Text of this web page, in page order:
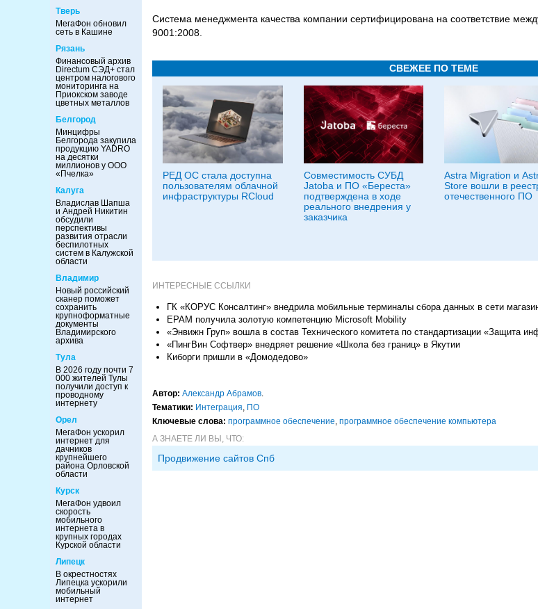
Тверь
МегаФон обновил
сеть в Кашине
Рязань
Финансовый архив
Directum СЭД+ стал
центром налогового
мониторинга на
Приокском заводе
цветных металлов
Белгород
Минцифры
Белгорода закупила
продукцию YADRO
на десятки
миллионов у ООО
«Пчелка»
Калуга
Владислав Шапша
и Андрей Никитин
обсудили
перспективы
развития отрасли
беспилотных
систем в Калужской
области
Владимир
Новый российский
сканер поможет
сохранить
крупноформатные
документы
Владимирского
архива
Тула
В 2026 году почти 7
000 жителей Тулы
получили доступ к
проводному
интернету
Орел
МегаФон ускорил
интернет для
дачников
крупнейшего
района Орловской
области
Курск
МегаФон удвоил
скорость
мобильного
интернета в
крупных городах
Курской области
Липецк
В окрестностях
Липецка ускорили
мобильный
интернет
Cистема менеджмента качества компании сертифицирована на соответствие
9001:2008.
СВЕЖЕЕ ПО ТЕМЕ
РЕД ОС стала доступна
пользователям облачной
инфраструктуры RCloud
Совместимость СУБД
Jatoba и ПО «Береста»
подтверждена в ходе
реального внедрения у
заказчика
Astra Migration и
Store вошли в
отечественного ПО
ИНТЕРЕСНЫЕ ССЫЛКИ
ГК «КОРУС Консалтинг» внедрила мобильные терминалы сбора данных в сети
EPAM получила золотую компетенцию Microsoft Mobility
«Энвижн Груп» вошла в состав Технического комитета по стандартизации «Защита
«ПингВин Софтвер» внедряет решение «Школа без границ» в Якутии
Киборги пришли в «Домодедово»
Автор: Александр Абрамов.
Тематики: Интеграция, ПО
Ключевые слова: программное обеспечение, программное обеспечение компьютера
А ЗНАЕТЕ ЛИ ВЫ, ЧТО:
Продвижение сайтов Спб